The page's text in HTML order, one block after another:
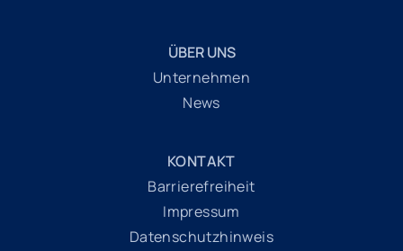
ÜBER UNS
Unternehmen
News
KONTAKT
Barrierefreiheit
Impressum
Datenschutzhinweis